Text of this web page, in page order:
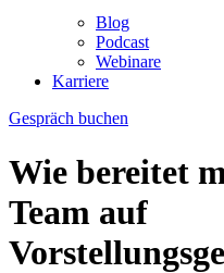
Blog
Podcast
Webinare
Karriere
Gespräch buchen
Wie bereitet
Team auf